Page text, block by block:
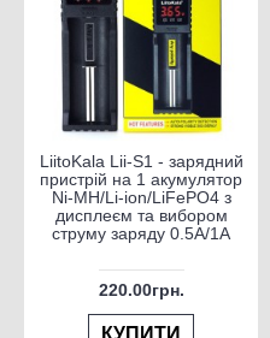
LiitoKala Lii-S1 - зарядний
пристрій на 1 акумулятор
Ni-MH/Li-ion/LiFePO4 з
дисплеєм та вибором
струму заряду 0.5A/1A
220.00грн.
КУПИТИ